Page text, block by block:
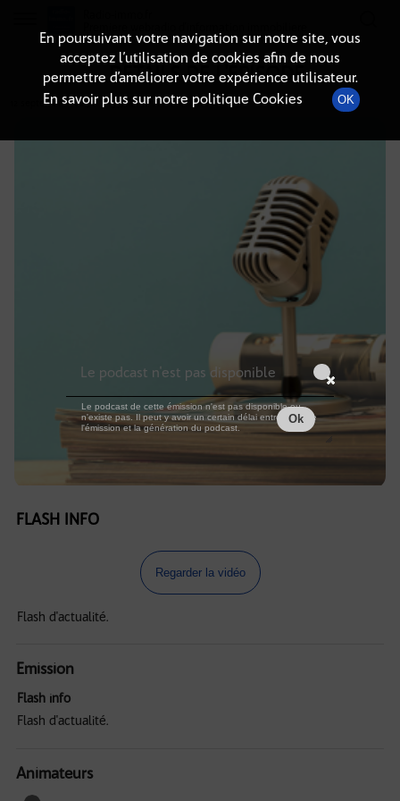
DÉTAILS DE L'ÉPISODE
12 septembre 2024à 5h59, durée : Invalid date
FLASH INFO
Regarder la vidéo
Flash d'actualité.
Emission
Flash info
Flash d'actualité.
Animateurs
En poursuivant votre navigation sur notre site, vous
acceptez l’utilisation de cookies afin de nous
permettre d’améliorer votre expérience utilisateur.
En savoir plus sur notre politique Cookies
OK
Le podcast n'est pas disponible
Le podcast de cette émission n'est pas disponible ou
n'existe pas. Il peut y avoir un certain délai entre la fin de
l'émission et la génération du podcast.
Ok